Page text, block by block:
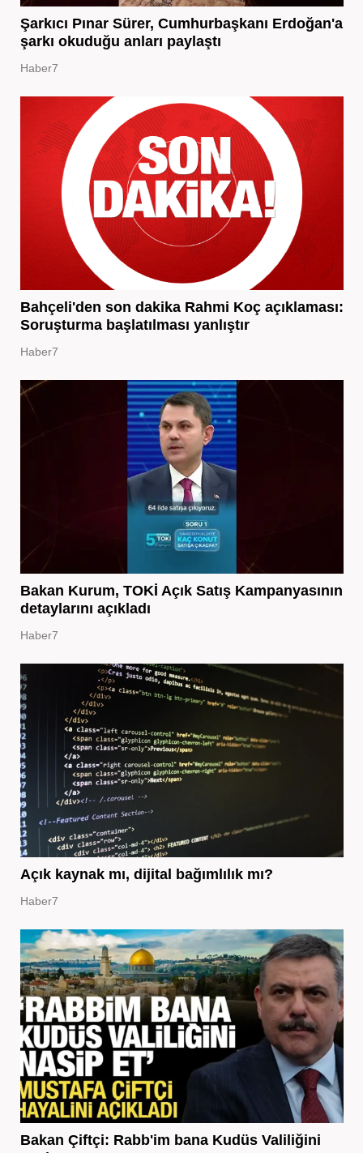
Şarkıcı Pınar Sürer, Cumhurbaşkanı Erdoğan'a
şarkı okuduğu anları paylaştı
Haber7
Bahçeli'den son dakika Rahmi Koç açıklaması:
Soruşturma başlatılması yanlıştır
Haber7
Bakan Kurum, TOKİ Açık Satış Kampanyasının
detaylarını açıkladı
Haber7
Açık kaynak mı, dijital bağımlılık mı?
Haber7
Bakan Çiftçi: Rabb'im bana Kudüs Valiliğini